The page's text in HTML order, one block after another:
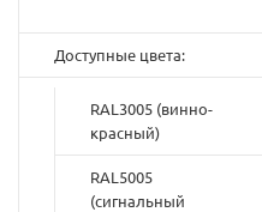
Доступные цвета:
RAL3005 (винно-
красный)
RAL5005
(cигнальный